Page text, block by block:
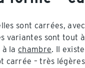
sont carrées,
variantes sont tout
à lachambre. Il
carrée – très